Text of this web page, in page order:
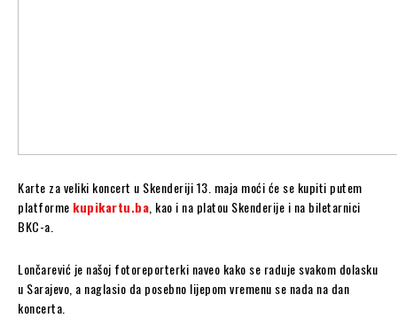
Karte za veliki koncert u Skenderiji 13. maja moći će se kupiti putem
platforme kupikartu.ba , kao i na platou Skenderije i na biletarnici
BKC-a.
Lončarević je našoj fotoreporterki naveo kako se raduje svakom dolasku
u Sarajevo, a naglasio da posebno lijepom vremenu se nada na dan
koncerta.